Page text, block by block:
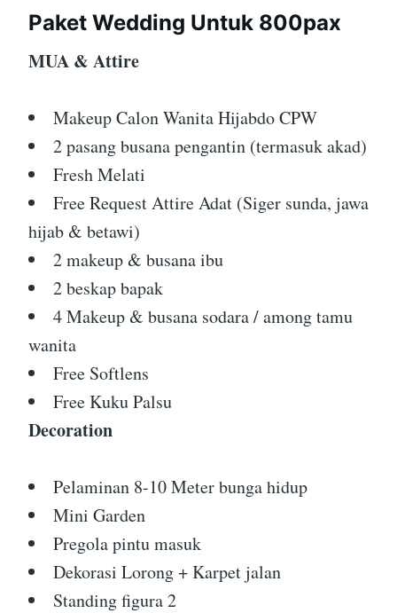
Paket Wedding Untuk 800pax
MUA & Attire
Makeup Calon Wanita Hijabdo CPW
2 pasang busana pengantin (termasuk akad)
Fresh Melati
Free Request Attire Adat (Siger sunda, jawa
hijab & betawi)
2 makeup & busana ibu
2 beskap bapak
4 Makeup & busana sodara / among tamu
wanita
Free Softlens
Free Kuku Palsu
Decoration
Pelaminan 8-10 Meter bunga hidup
Mini Garden
Pregola pintu masuk
Dekorasi Lorong + Karpet jalan
Standing figura 2